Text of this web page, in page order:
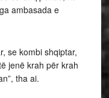
ambasada e
se kombi shqiptar,
jenë krah për krah
tha ai.